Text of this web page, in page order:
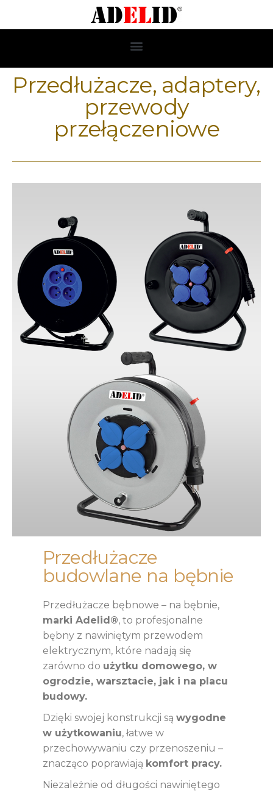
Przedłużacze, adaptery,
przewody
przełączeniowe
Przedłużacze
budowlane na bębnie
Przedłużacze bębnowe – na bębnie,
marki Adelid®, to profesjonalne
bębny z nawiniętym przewodem
elektrycznym, które nadają się
zarówno do użytku domowego, w
ogrodzie, warsztacie, jak i na placu
budowy.
Dzięki swojej konstrukcji są wygodne
w użytkowaniu, łatwe w
przechowywaniu czy przenoszeniu –
znacząco poprawiają komfort pracy.
Niezależnie od długości nawiniętego